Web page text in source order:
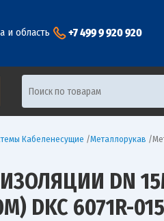
и область +7 499 9 920 920
Кабеленесущие /Металлорукав /
DN
DKC 6071R-015